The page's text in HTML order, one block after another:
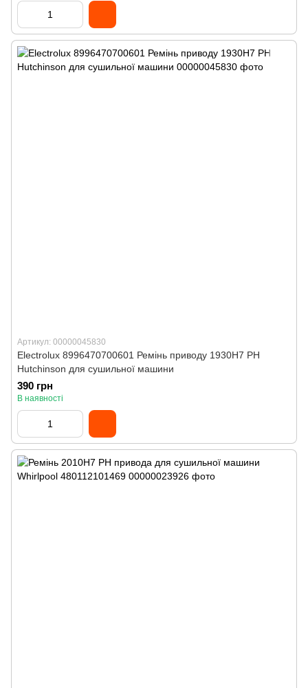
Артикул: 00000045830
Electrolux 8996470700601 Ремінь приводу 1930H7 PH
Hutchinson для сушильної машини
390 грн
В наявності